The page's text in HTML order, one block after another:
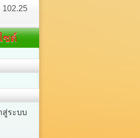
102.25
ซต์
สู่ระบบ